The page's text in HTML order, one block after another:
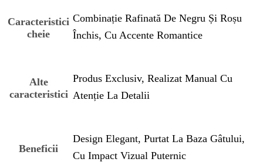
Caracteristici
cheie
Combinație Rafinată De Negru Și Roșu
Închis, Cu Accente Romantice
Alte
caracteristici
Produs Exclusiv, Realizat Manual Cu
Atenție La Detalii
Beneficii
Design Elegant, Purtat La Baza Gâtului,
Cu Impact Vizual Puternic